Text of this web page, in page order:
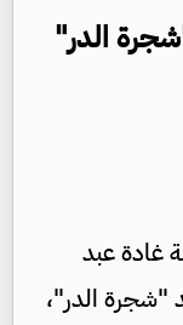
الدر"
غادة عبد
"شجرة الدر"،